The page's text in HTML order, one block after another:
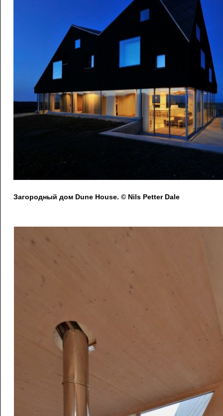
Загородный дом Dune House. © Nils Petter Dale